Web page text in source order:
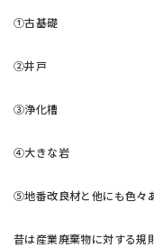
①古基礎
②井戸
③浄化槽
④大きな岩
⑤地番改良材と他にも色々
昔は産業廃棄物に対する規